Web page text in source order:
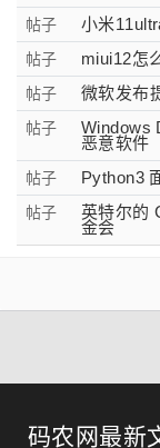
帖子 小米
帖子 miui12怎
帖子 微软发布
帖子
Windows
恶意软件
帖子 Python3
帖子
英特尔的
金会
码农网最新